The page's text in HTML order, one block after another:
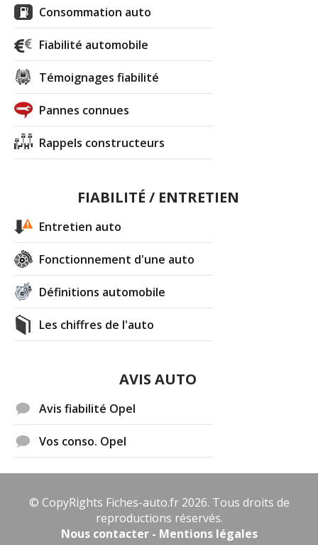
Consommation auto
Fiabilité automobile
Témoignages fiabilité
Pannes connues
Rappels constructeurs
FIABILITÉ / ENTRETIEN
Entretien auto
Fonctionnement d'une auto
Définitions automobile
Les chiffres de l'auto
AVIS AUTO
Avis fiabilité Opel
Vos conso. Opel
© CopyRights Fiches-auto.fr 2026. Tous droits de
reproductions réservés.
Nous contacter - Mentions légales